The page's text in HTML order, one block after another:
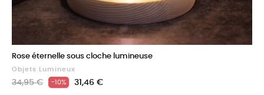
Rose éternelle sous cloche lumineuse
Objets Lumineux
Prix
34,95 € -10% Prix
31,46 €